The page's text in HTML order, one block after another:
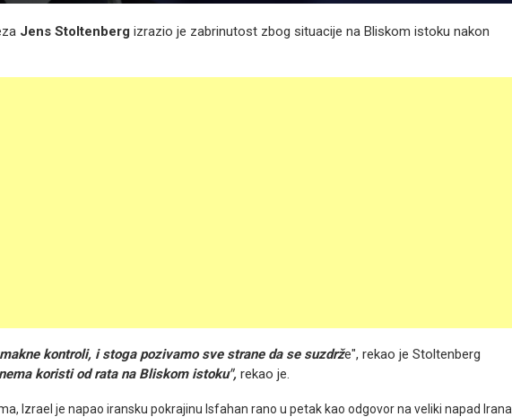
Jens Stoltenberg izrazio je zabrinutost zbog situacije na Bliskom istoku nakon
kontroli, i stoga pozivamo sve strane da se suzdrže", rekao je Stoltenberg
koristi od rata na Bliskom istoku", rekao je.
Izrael je napao iransku pokrajinu Isfahan rano u petak kao odgovor na veliki napad Irana